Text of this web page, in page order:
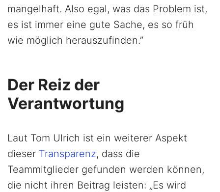
mangelhaft. Also egal, was das Problem ist,
es ist immer eine gute Sache, es so früh
wie möglich herauszufinden.”
Der Reiz der
Verantwortung
Laut Tom Ulrich ist ein weiterer Aspekt
dieser Transparenz, dass die
Teammitglieder gefunden werden können,
die nicht ihren Beitrag leisten: „Es wird